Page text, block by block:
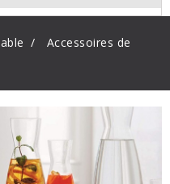
Accessoires de